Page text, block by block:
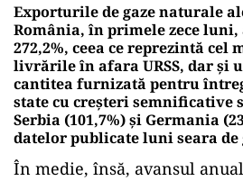
Exporturile de gaze naturale
România, în primele zece luni,
272,2%, ceea ce reprezintă cel
livrările în afara URSS, dar și
cantitea furnizată pentru
state cu creșteri semnificative
Serbia (101,7%) şi Germania
datelor publicate luni seara
În medie, însă, avansul